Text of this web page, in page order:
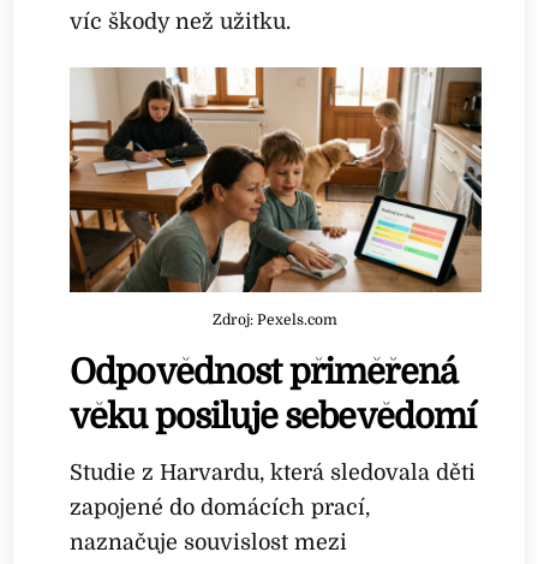
víc škody než užitku.
Zdroj: Pexels.com
Odpovědnost přiměřená
věku posiluje sebevědomí
Studie z Harvardu, která sledovala děti
zapojené do domácích prací,
naznačuje souvislost mezi